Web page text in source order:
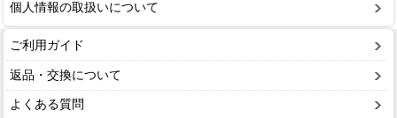
個人情報の取扱いについて
ご利用ガイド
返品・交換について
よくある質問